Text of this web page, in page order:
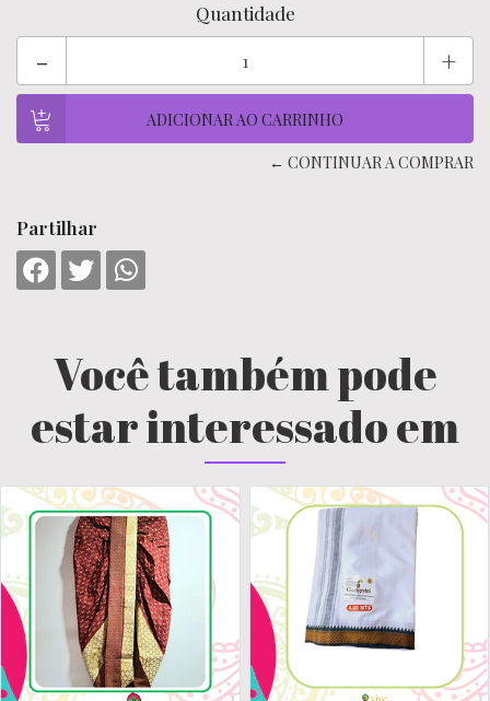
Quantidade
- +
← CONTINUAR A COMPRAR
Partilhar
Você também pode
estar interessado em